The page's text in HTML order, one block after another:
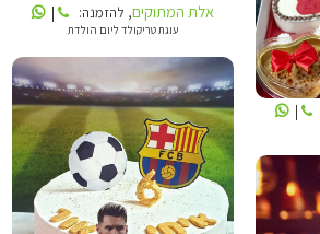
אלת המתוקים, להזמנה: |
עוגת טריקולד ליום הולדת
|
אלת המתוקים